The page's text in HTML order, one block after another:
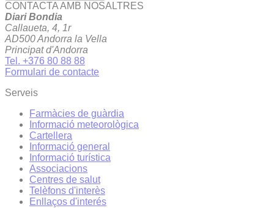
CONTACTA AMB NOSALTRES
Diari Bondia
Callaueta, 4, 1r
AD500 Andorra la Vella
Principat d'Andorra
Tel. +376 80 88 88
Formulari de contacte
Serveis
Farmàcies de guàrdia
Informació meteorològica
Cartellera
Informació general
Informació turística
Associacions
Centres de salut
Telèfons d'interès
Enllaços d'interés